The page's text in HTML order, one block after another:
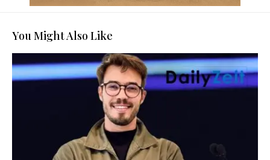
You Might Also Like